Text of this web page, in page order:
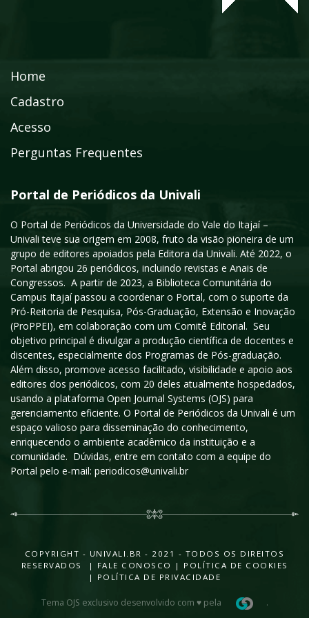
Home
Cadastro
Acesso
Perguntas Frequentes
Portal de Periódicos da Univali
O Portal de Periódicos da Universidade do Vale do Itajaí –
Univali teve sua origem em 2008, fruto da visão pioneira de um
grupo de editores apoiados pela Editora da Univali. Até 2022, o
Portal abrigou 26 periódicos, incluindo revistas e Anais de
Congressos. A partir de 2023, a Biblioteca Comunitária do
Campus Itajaí passou a coordenar o Portal, com o suporte da
Pró-Reitoria de Pesquisa, Pós-Graduação, Extensão e Inovação
(ProPPEI), em colaboração com um Comitê Editorial. Seu
objetivo principal é divulgar a produção científica de docentes e
discentes, especialmente dos Programas de Pós-graduação.
Além disso, promove acesso facilitado, visibilidade e apoio aos
editores dos periódicos, com 20 deles atualmente hospedados,
usando a plataforma Open Journal Systems (OJS) para
gerenciamento eficiente. O Portal de Periódicos da Univali é um
espaço valioso para disseminação do conhecimento,
enriquecendo o ambiente acadêmico da instituição e a
comunidade. Dúvidas, entre em contato com a equipe do
Portal pelo e-mail: periodicos@univali.br
COPYRIGHT - UNIVALI.BR - 2021 - TODOS OS DIREITOS
RESERVADOS |
FALE CONOSCO | POLÍTICA DE COOKIES
| POLÍTICA DE PRIVACIDADE
Tema OJS exclusivo desenvolvido com ♥ pela .